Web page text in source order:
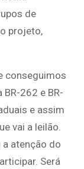
de
projeto,
conseguimos
262 e BR-
e assim
vai a leilão.
atenção do
Será